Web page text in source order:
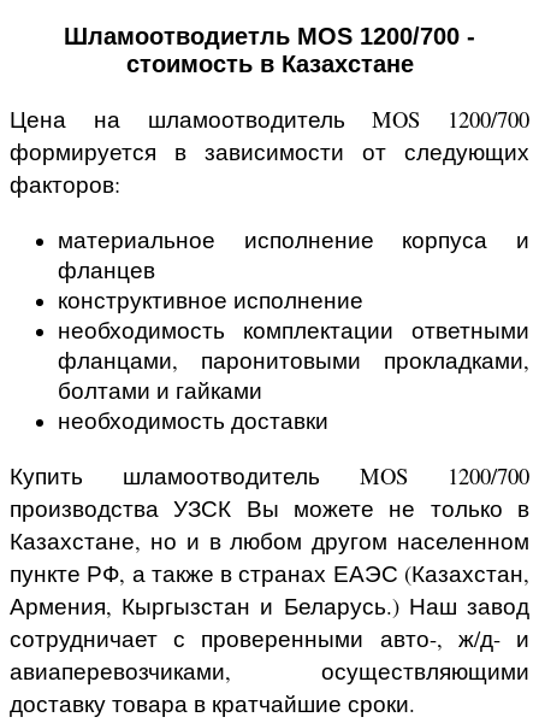
Шламоотводиетль MOS 1200/700 -
стоимость в Казахстане
Цена на шламоотводитель MOS 1200/700
формируется в зависимости от следующих
факторов:
материальное исполнение корпуса и
фланцев
конструктивное исполнение
необходимость комплектации ответными
фланцами, паронитовыми прокладками,
болтами и гайками
необходимость доставки
Купить шламоотводитель MOS 1200/700
производства УЗСК Вы можете не только в
Казахстане, но и в любом другом населенном
пункте РФ, а также в странах ЕАЭС (Казахстан,
Армения, Кыргызстан и Беларусь.) Наш завод
сотрудничает с проверенными авто-, ж/д- и
авиаперевозчиками, осуществляющими
доставку товара в кратчайшие сроки.